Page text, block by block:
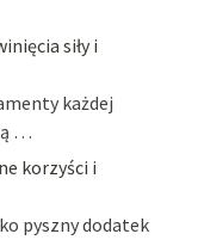
siły i
każdej
…
korzyści i
pyszny dodatek